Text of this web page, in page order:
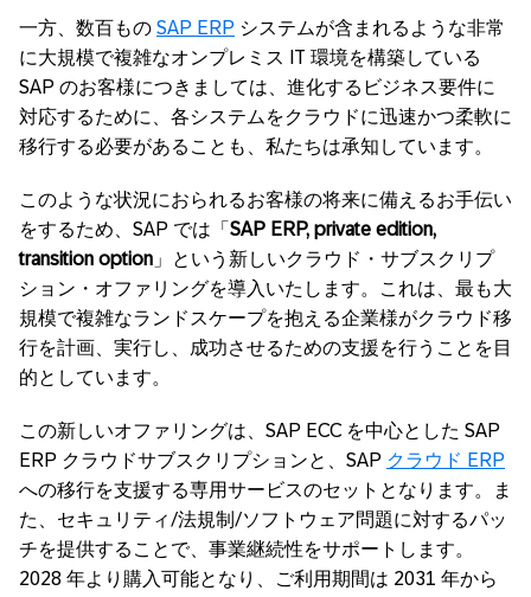
一方、数百もの SAP ERP システムが含まれるような非常
に大規模で複雑なオンプレミス IT 環境を構築している
SAP のお客様につきましては、進化するビジネス要件に
対応するために、各システムをクラウドに迅速かつ柔軟に
移行する必要があることも、私たちは承知しています。
このような状況におられるお客様の将来に備えるお手伝い
をするため、SAP では「 SAP ERP, private edition,
transition option 」という新しいクラウド・サブスクリプ
ション・オファリングを導入いたします。これは、最も大
規模で複雑なランドスケープを抱える企業様がクラウド移
行を計画、実行し、成功させるための支援を行うことを目
的としています。
この新しいオファリングは、SAP ECC を中心とした SAP
ERP クラウドサブスクリプションと、SAP クラウド ERP
への移行を支援する専用サービスのセットとなります。ま
た、セキュリティ/法規制/ソフトウェア問題に対するパッ
チを提供することで、事業継続性をサポートします。
2028 年より購入可能となり、ご利用期間は 2031 年から